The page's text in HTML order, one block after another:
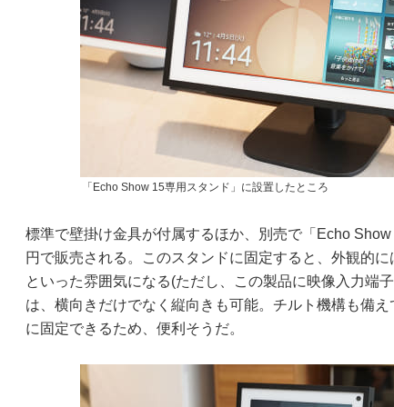
「Echo Show 15専用スタンド」に設置したところ
標準で壁掛け金具が付属するほか、別売で「Echo
円で販売される。このスタンドに固定すると、外観的
といった雰囲気になる(ただし、この製品に映像入力端
は、横向きだけでなく縦向きも可能。チルト機構も備
に固定できるため、便利そうだ。